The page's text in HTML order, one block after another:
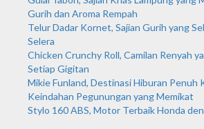
Gurih dan Aroma Rempah
Telur Dadar Kornet, Sajian Gurih yang
Selera
Chicken Crunchy Roll, Camilan Renyah
Setiap Gigitan
Mikie Funland, Destinasi Hiburan Penuh
Keindahan Pegunungan yang Memikat
Stylo 160 ABS, Motor Terbaik Honda